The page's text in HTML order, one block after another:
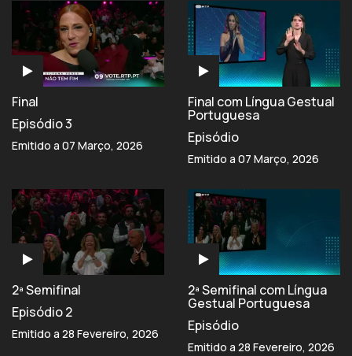
Final
Episódio 3
Emitido a 07 Março, 2026
Final com Língua Gestual
Portuguesa
Episódio
Emitido a 07 Março, 2026
2ª Semifinal
Episódio 2
Emitido a 28 Fevereiro, 2026
2ª Semifinal com Língua
Gestual Portuguesa
Episódio
Emitido a 28 Fevereiro, 2026